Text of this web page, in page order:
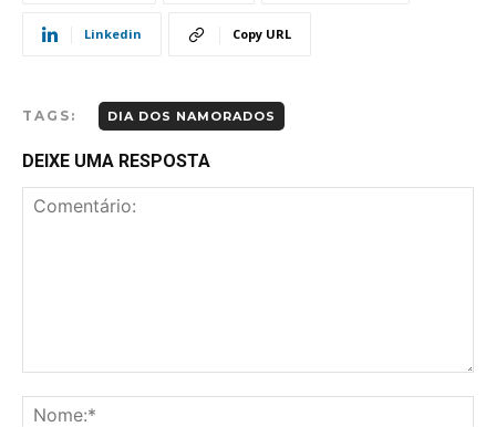
Linkedin Copy URL
TAGS: DIA DOS NAMORADOS
DEIXE UMA RESPOSTA